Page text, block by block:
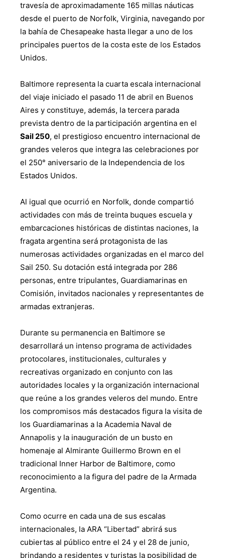
travesía de aproximadamente 165 millas náuticas
desde el puerto de Norfolk, Virginia, navegando por
la bahía de Chesapeake hasta llegar a uno de los
principales puertos de la costa este de los Estados
Unidos.
Baltimore representa la cuarta escala internacional
del viaje iniciado el pasado 11 de abril en Buenos
Aires y constituye, además, la tercera parada
prevista dentro de la participación argentina en el
Sail 250, el prestigioso encuentro internacional de
grandes veleros que integra las celebraciones por
el 250° aniversario de la Independencia de los
Estados Unidos.
Al igual que ocurrió en Norfolk, donde compartió
actividades con más de treinta buques escuela y
embarcaciones históricas de distintas naciones, la
fragata argentina será protagonista de las
numerosas actividades organizadas en el marco del
Sail 250. Su dotación está integrada por 286
personas, entre tripulantes, Guardiamarinas en
Comisión, invitados nacionales y representantes de
armadas extranjeras.
Durante su permanencia en Baltimore se
desarrollará un intenso programa de actividades
protocolares, institucionales, culturales y
recreativas organizado en conjunto con las
autoridades locales y la organización internacional
que reúne a los grandes veleros del mundo. Entre
los compromisos más destacados figura la visita de
los Guardiamarinas a la Academia Naval de
Annapolis y la inauguración de un busto en
homenaje al Almirante Guillermo Brown en el
tradicional Inner Harbor de Baltimore, como
reconocimiento a la figura del padre de la Armada
Argentina.
Como ocurre en cada una de sus escalas
internacionales, la ARA “Libertad” abrirá sus
cubiertas al público entre el 24 y el 28 de junio,
brindando a residentes y turistas la posibilidad de